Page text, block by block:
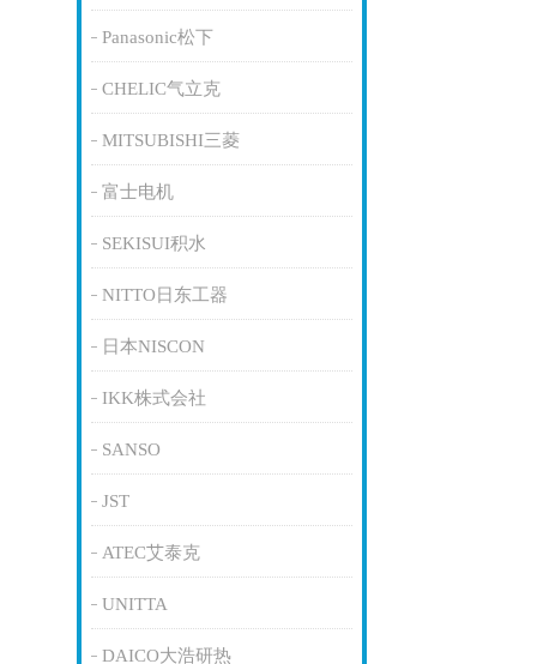
Panasonic松下
CHELIC气立克
MITSUBISHI三菱
富士电机
SEKISUI积水
NITTO日东工器
日本NISCON
IKK株式会社
SANSO
JST
ATEC艾泰克
UNITTA
DAICO大浩研热